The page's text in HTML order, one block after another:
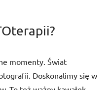
momenty. Świat
Doskonalimy się w